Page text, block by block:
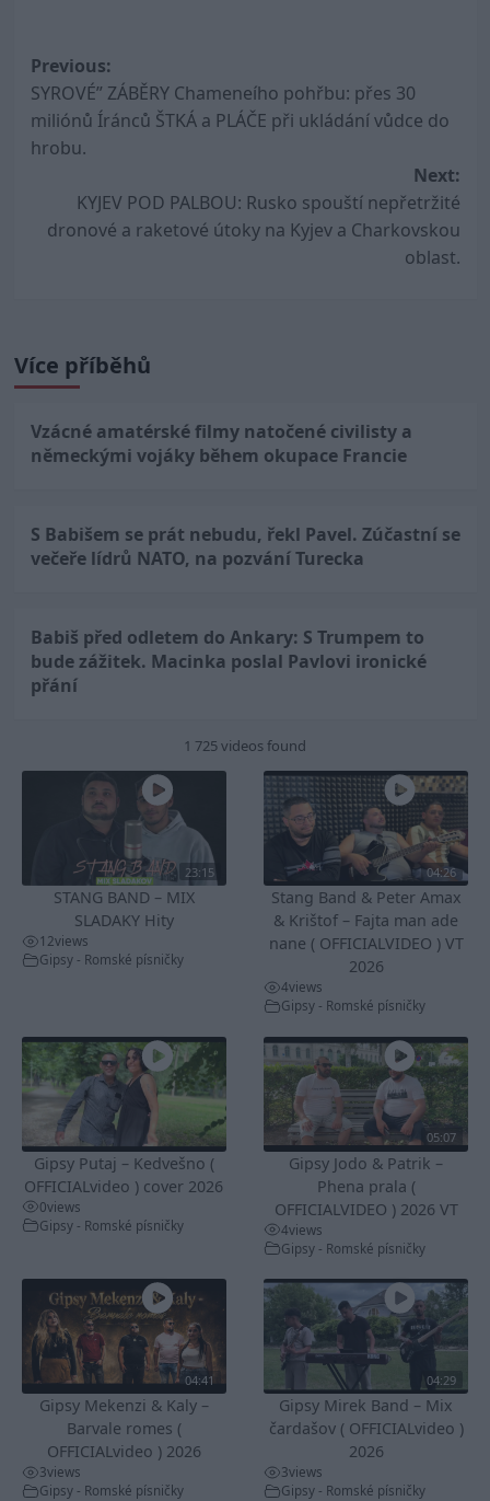
Post
navigation
Previous:
SYROVÉ” ZÁBĚRY Chameneího pohřbu: přes 30
miliónů Íránců ŠTKÁ a PLÁČE při ukládání vůdce do
hrobu.
Next:
KYJEV POD PALBOU: Rusko spouští nepřetržité
dronové a raketové útoky na Kyjev a Charkovskou
oblast.
Více příběhů
Vzácné amatérské filmy natočené civilisty a
německými vojáky během okupace Francie
S Babišem se prát nebudu, řekl Pavel. Zúčastní se
večeře lídrů NATO, na pozvání Turecka
Babiš před odletem do Ankary: S Trumpem to
bude zážitek. Macinka poslal Pavlovi ironické
přání
1 725 videos found
23:15
STANG BAND – MIX
SLADAKY Hity
12views
Gipsy - Romské písničky
04:26
Stang Band & Peter Amax
& Krištof – Fajta man ade
nane ( OFFICIALVIDEO ) VT
2026
4views
Gipsy - Romské písničky
Gipsy Putaj – Kedvešno (
OFFICIALvideo ) cover 2026
0views
Gipsy - Romské písničky
05:07
Gipsy Jodo & Patrik –
Phena prala (
OFFICIALVIDEO ) 2026 VT
4views
Gipsy - Romské písničky
04:41
Gipsy Mekenzi & Kaly –
Barvale romes (
OFFICIALvideo ) 2026
3views
Gipsy - Romské písničky
04:29
Gipsy Mirek Band – Mix
čardašov ( OFFICIALvideo )
2026
3views
Gipsy - Romské písničky